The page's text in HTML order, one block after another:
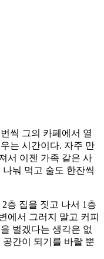
씩 그의 카페에서 열
는 시간이다. 자주 만
서 이젠 가족 같은 사
눠 먹고 술도 한잔씩
층 집을 짓고 나서 1층
에서 그러지 말고 커피
벌겠다는 생각은 없
간이 되기를 바랄 뿐